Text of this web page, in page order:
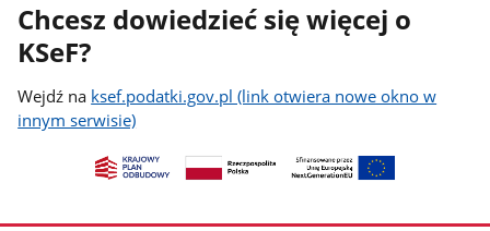
Chcesz dowiedzieć się więcej o
KSeF?
Wejdź na ksef.podatki.gov.pl (link otwiera nowe okno w
innym serwisie)